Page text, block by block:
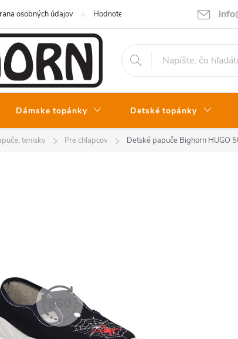
osobných údajov Hodnotenie obchodu Kontakt
Dámske topánky Detské topánky
tenisky Pre chlapcov Detské papuče Bighorn HUGO